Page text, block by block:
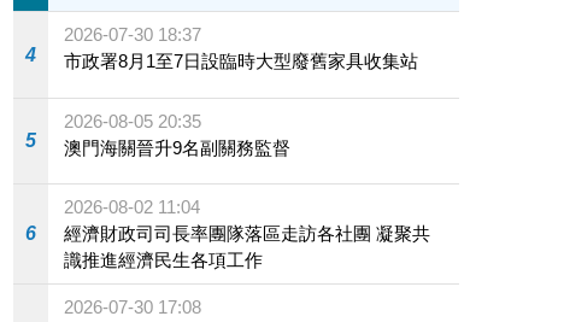
4
2026-07-30 18:37
市政署8月1至7日設臨時大型廢舊家具收集站
5
2026-08-05 20:35
澳門海關晉升9名副關務監督
6
2026-08-02 11:04
經濟財政司司長率團隊落區走訪各社團 凝聚共
識推進經濟民生各項工作
2026-07-30 17:08